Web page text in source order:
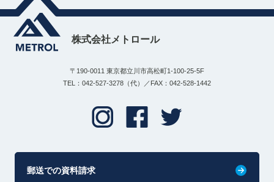
株式会社メトロール
〒190-0011 東京都立川市高松町1-100-25-5F
TEL：042-527-3278（代）／FAX：042-528-1442
郵送での資料請求